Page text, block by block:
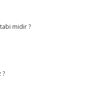
midir ?
?